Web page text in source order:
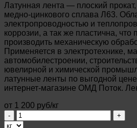
Латунная лента — плоский
медно-цинкового сплава Л63.
электропроводностью и
коррозии, а так же пластична, что
производить механическую
Применяется в электротехнике,
автомобилестроении,
ювелирной и химической
латунные ленты по выгодной
интернет-магазине ОМД Поток.
от 1 200 руб/кг
Количество
товара